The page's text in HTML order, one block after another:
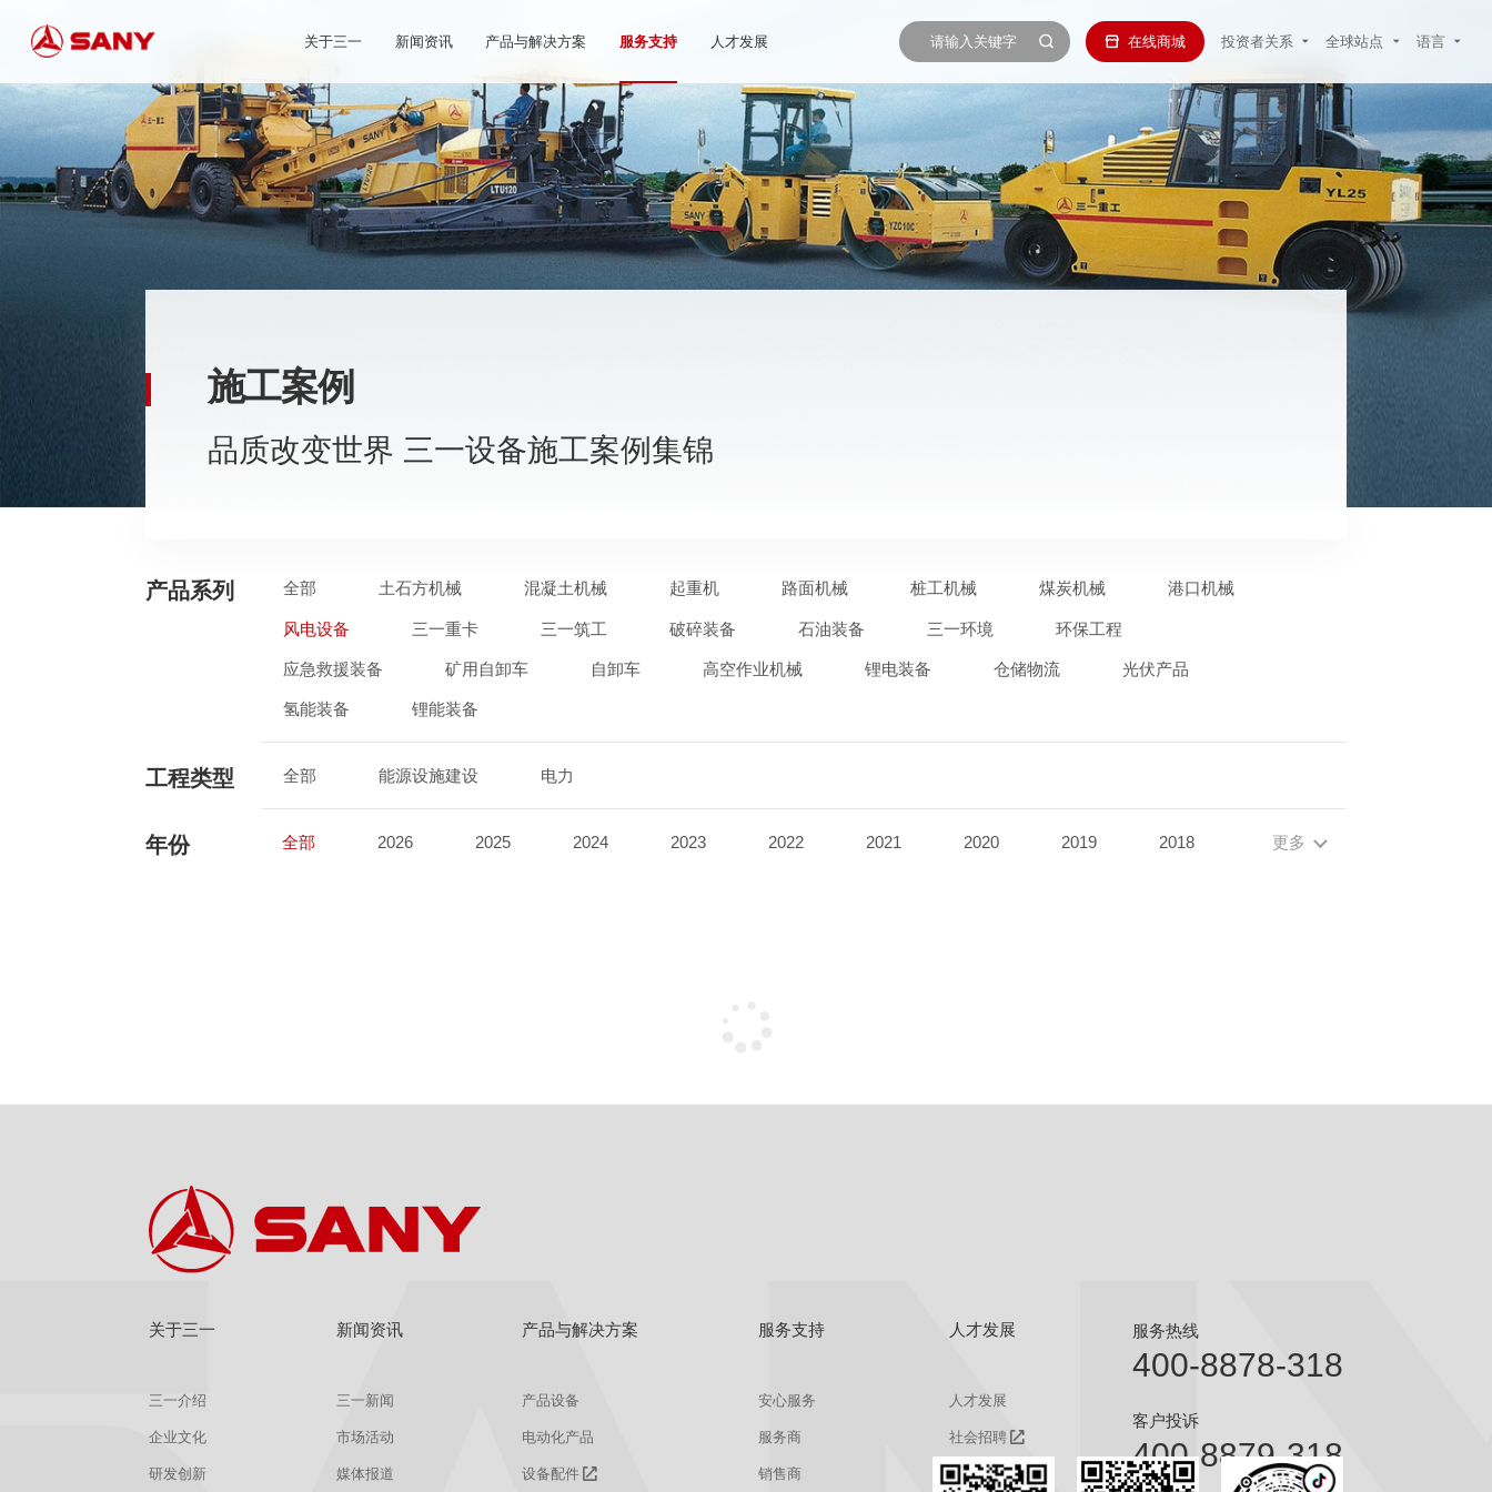
关于三一 新闻资讯 产品与解决方案 服务支持 人才发展 在线商城 投资者关系 全球站点 语言
施工案例
品质改变世界 三一设备施工案例集锦
产品系列 全部 土石方机械 混凝土机械 起重机 路面机械 桩工机械 煤炭机械 港口机械
风电设备 三一重卡 三一筑工 破碎装备 石油装备 三一环境 环保工程
应急救援装备 矿用自卸车 自卸车 高空作业机械 锂电装备 仓储物流 光伏产品
氢能装备 锂能装备
工程类型 全部 能源设施建设 电力
年份 全部 2026 2025 2024 2023 2022 2021 2020 2019 2018 更多
关于三一
三一介绍
企业文化
研发创新
新闻资讯
三一新闻
市场活动
媒体报道
产品与解决方案
产品设备
电动化产品
设备配件
服务支持
安心服务
服务商
销售商
人才发展
人才发展
社会招聘
校园招聘
服务热线
400-8878-318
客户投诉
400-8879-318